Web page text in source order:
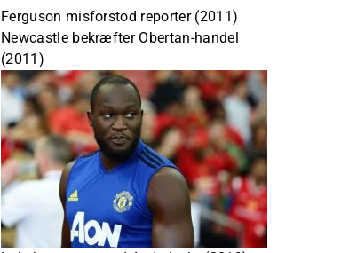
Ferguson misforstod reporter (2011)
Newcastle bekræfter Obertan-handel
(2011)